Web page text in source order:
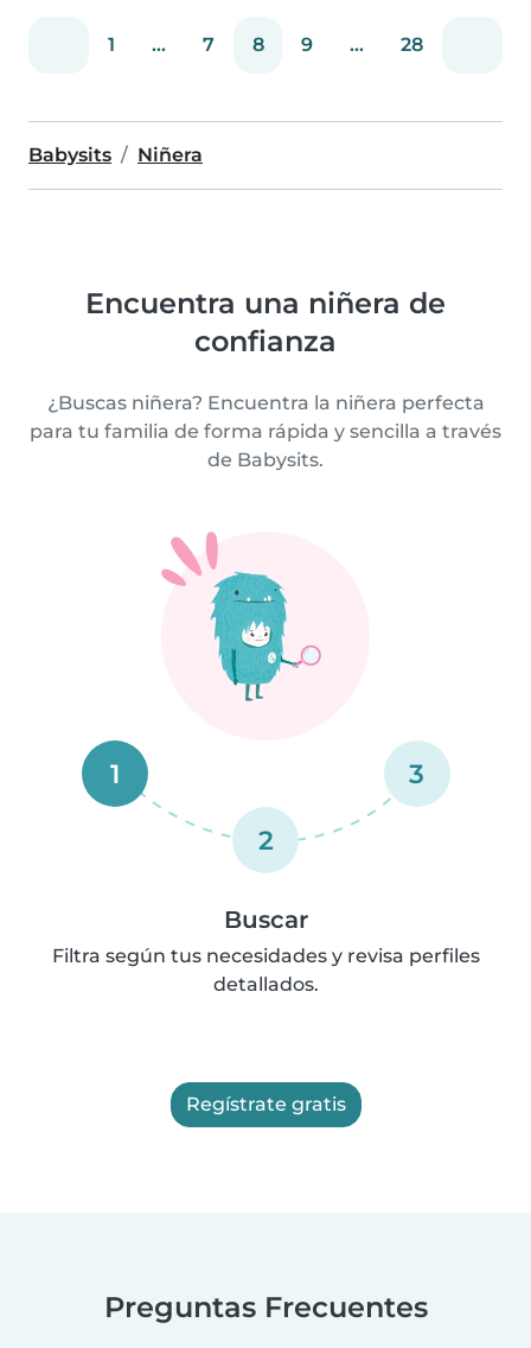
1 ... 7 8 9 ... 28
Babysits Niñera
Encuentra una niñera de
confianza
¿Buscas niñera? Encuentra la niñera perfecta
para tu familia de forma rápida y sencilla a través
de Babysits.
1
2
3
Buscar
Filtra según tus necesidades y revisa perfiles
detallados.
Regístrate gratis
Preguntas Frecuentes